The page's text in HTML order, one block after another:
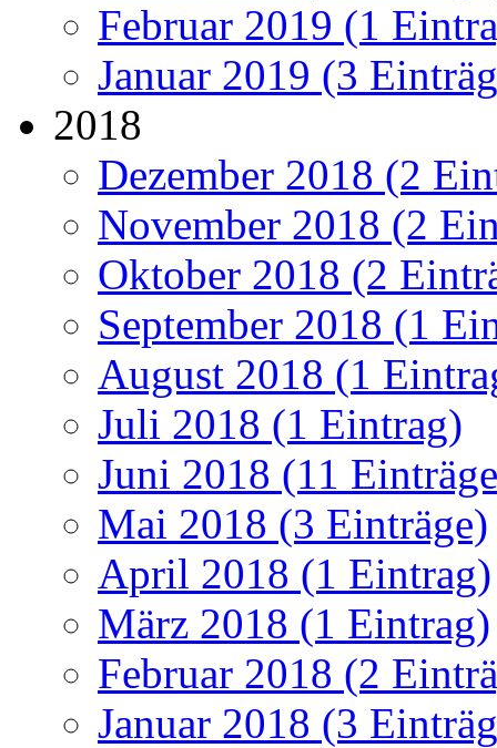
Februar 2019 (1
Januar 2019 (3
2018
Dezember 2018 (2
November 2018 (2
Oktober 2018 (2
September 2018 (1
August 2018 (1
Juli 2018 (1 Eintrag)
Juni 2018 (11
Mai 2018 (3 Einträge)
April 2018 (1 Eintrag)
März 2018 (1 Eintrag)
Februar 2018 (2
Januar 2018 (3